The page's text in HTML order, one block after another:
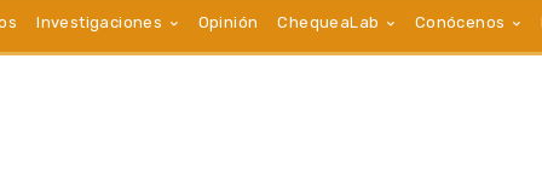
Investigaciones Opinión ChequeaLab Conócenos